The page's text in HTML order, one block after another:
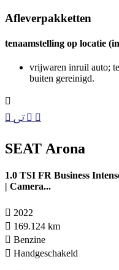
Afleverpakketten
tenaamstelling op locatie
vrijwaren inruil auto;
buiten gereinigd.
SEAT Arona
1.0 TSI FR Business
| Camera...
2022
169.124 km
Benzine
Hand­geschakeld